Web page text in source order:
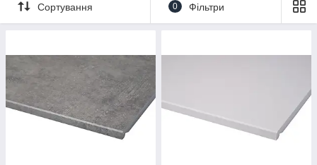
Сортування 0 Фільтри